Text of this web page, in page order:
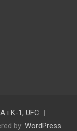
i K-1, UFC
by: WordPress